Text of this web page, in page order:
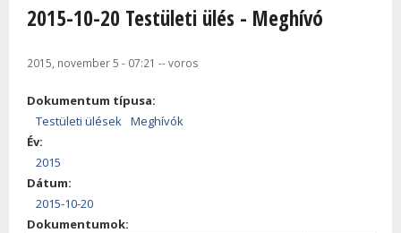
2015-10-20 Testületi ülés - Meghívó
2015, november 5 - 07:21 --voros
Dokumentum típusa:
Testületi ülések
Meghívók
Év:
2015
Dátum:
2015-10-20
Dokumentumok: